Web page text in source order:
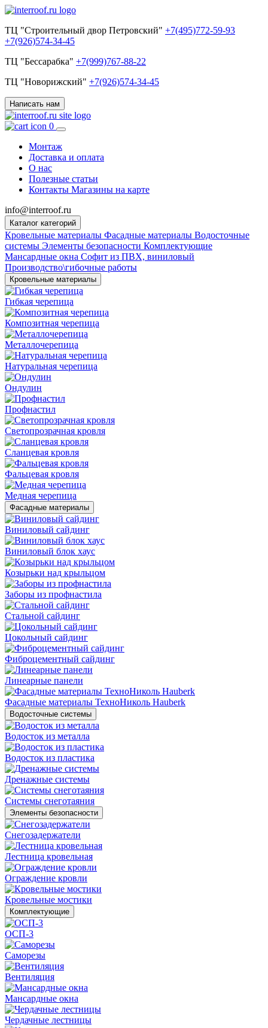
ТЦ "Строительный двор Петровский" +7(495)772-59-93
+7(926)574-34-45
ТЦ "Бессарабка" +7(999)767-88-22
ТЦ "Новорижский" +7(926)574-34-45
Написать нам
0
Монтаж
Доставка и оплата
О нас
Полезные статьи
Контакты Магазины на карте
info@interroof.ru
Каталог категорий
Кровельные материалы Фасадные материалы Водосточные
системы Элементы безопасности Комплектующие
Мансардные окна Софит из ПВХ, виниловый
Производство\гибочные работы
Кровельные материалы
Гибкая черепица
Композитная черепица
Металлочерепица
Натуральная черепица
Ондулин
Профнастил
Светопрозрачная кровля
Сланцевая кровля
Фальцевая кровля
Медная черепица
Фасадные материалы
Виниловый сайдинг
Виниловый блок хаус
Козырьки над крыльцом
Заборы из профнастила
Стальной сайдинг
Цокольный сайдинг
Фиброцементный сайдинг
Линеарные панели
Фасадные материалы ТехноНиколь Hauberk
Водосточные системы
Водосток из металла
Водосток из пластика
Дренажные системы
Системы снеготаяния
Элементы безопасности
Снегозадержатели
Лестница кровельная
Ограждение кровли
Кровельные мостики
Комплектующие
ОСП-3
Саморезы
Вентиляция
Мансардные окна
Чердачные лестницы